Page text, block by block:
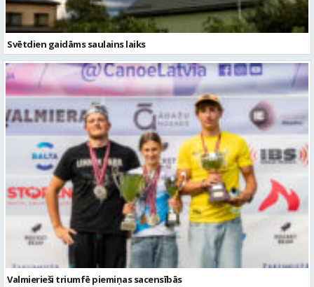
Svētdien gaidāms saulains laiks
Valmierieši triumfē piemiņas sacensībās